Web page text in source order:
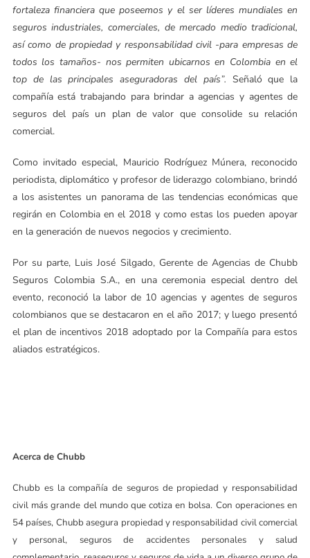
fortaleza financiera que poseemos y el ser líderes mundiales en
seguros industriales, comerciales, de mercado medio tradicional,
así como de propiedad y responsabilidad civil -para empresas de
todos los tamaños- nos permiten ubicarnos en Colombia en el
top de las principales aseguradoras del país”. Señaló que la
compañía está trabajando para brindar a agencias y agentes de
seguros del país un plan de valor que consolide su relación
comercial.
Como invitado especial, Mauricio Rodríguez Múnera, reconocido
periodista, diplomático y profesor de liderazgo colombiano, brindó
a los asistentes un panorama de las tendencias económicas que
regirán en Colombia en el 2018 y como estas los pueden apoyar
en la generación de nuevos negocios y crecimiento.
Por su parte, Luis José Silgado, Gerente de Agencias de Chubb
Seguros Colombia S.A., en una ceremonia especial dentro del
evento, reconoció la labor de 10 agencias y agentes de seguros
colombianos que se destacaron en el año 2017; y luego presentó
el plan de incentivos 2018 adoptado por la Compañía para estos
aliados estratégicos.
Acerca de Chubb
Chubb es la compañía de seguros de propiedad y responsabilidad
civil más grande del mundo que cotiza en bolsa. Con operaciones en
54 países, Chubb asegura propiedad y responsabilidad civil comercial
y personal, seguros de accidentes personales y salud